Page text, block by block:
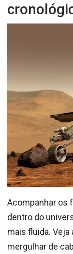
Acompanhar os
dentro do
mais fluida.
mergulhar de